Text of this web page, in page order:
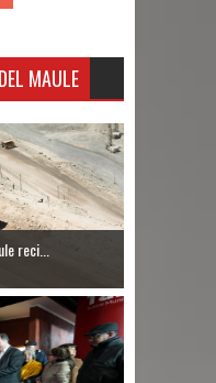
MAULE
reci...